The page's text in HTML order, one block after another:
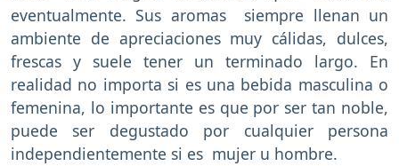
eventualmente. Sus aromas siempre llenan un
ambiente de apreciaciones muy cálidas, dulces,
frescas y suele tener un terminado largo. En
realidad no importa si es una bebida masculina o
femenina, lo importante es que por ser tan noble,
puede ser degustado por cualquier persona
independientemente si es mujer u hombre.